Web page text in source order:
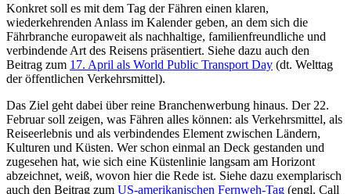
Konkret soll es mit dem Tag der Fähren einen klaren,
wiederkehrenden Anlass im Kalender geben, an dem sich die
Fährbranche europaweit als nachhaltige, familienfreundliche und
verbindende Art des Reisens präsentiert. Siehe dazu auch den
Beitrag zum 17. April als World Public Transport Day (dt. Welttag
der öffentlichen Verkehrsmittel).
Das Ziel geht dabei über reine Branchenwerbung hinaus. Der 22.
Februar soll zeigen, was Fähren alles können: als Verkehrsmittel, als
Reiseerlebnis und als verbindendes Element zwischen Ländern,
Kulturen und Küsten. Wer schon einmal an Deck gestanden und
zugesehen hat, wie sich eine Küstenlinie langsam am Horizont
abzeichnet, weiß, wovon hier die Rede ist. Siehe dazu exemplarisch
auch den Beitrag zum US-amerikanischen Fernweh-Tag (engl. Call